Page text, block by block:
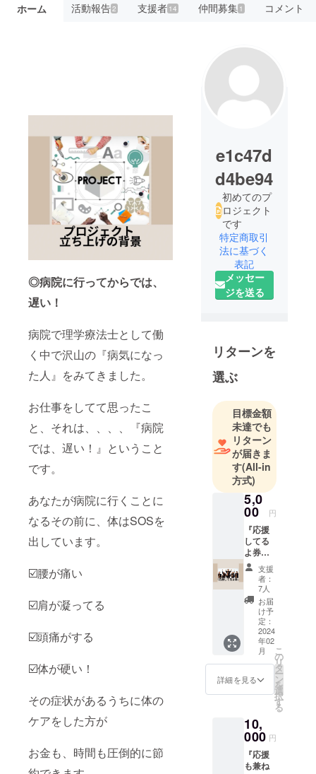
ホーム 活動報告2 支援者 14 仲間募集 1 コメント
◎病院に行ってからでは、
遅い！
病院で理学療法士として働
く中で沢山の『病気になっ
た人』をみてきました。
お仕事をしてて思ったこ
と、それは、、、、『病院
では、遅い！』ということ
です。
あなたが病院に行くことに
なるその前に、体はSOSを
出しています。
☑️腰が痛い
☑️肩が凝ってる
☑️頭痛がする
☑️体が硬い！
その症状があるうちに体の
ケアをした方が
お金も、時間も圧倒的に節
e1c47d
d4be94
初めてのプ
ロジェクト
です
特定商取引
法に基づく
表記
メッセー
ジを送る
リターンを
選ぶ
目標金額
未達でも
リターン
が届きま
す(All-in
方式)
5,0
00 円
『応援
してる
よ券』
︎◎新店
舗の写
真、お
礼の
メッ
セージ
をお送
りま
す！ ◎
ありが
とうご
ざいま
支援
者：
7人
お届
け予
定：
2024
年02
月
詳細を見る
こ
の
リ
タ
ー
ン
を
選
択
す
る
10,
000 円
『応援
も兼ね